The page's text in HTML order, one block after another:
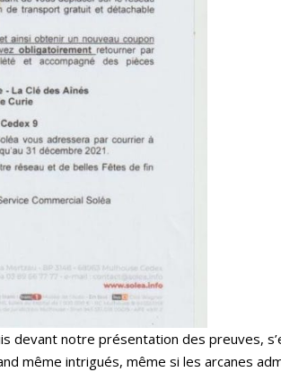
devant notre présentation des preuves,
même intrigués, même si les arcanes